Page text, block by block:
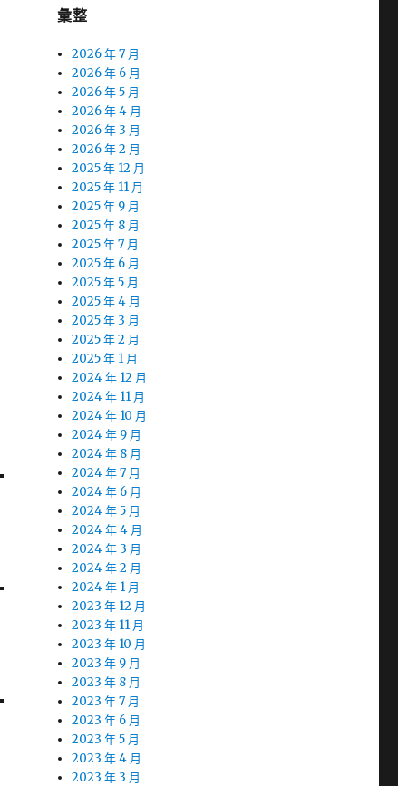
彙整
2026 年 7 月
2026 年 6 月
2026 年 5 月
2026 年 4 月
2026 年 3 月
2026 年 2 月
2025 年 12 月
2025 年 11 月
2025 年 9 月
2025 年 8 月
2025 年 7 月
2025 年 6 月
2025 年 5 月
2025 年 4 月
2025 年 3 月
2025 年 2 月
2025 年 1 月
2024 年 12 月
2024 年 11 月
2024 年 10 月
2024 年 9 月
2024 年 8 月
2024 年 7 月
2024 年 6 月
2024 年 5 月
2024 年 4 月
2024 年 3 月
2024 年 2 月
2024 年 1 月
2023 年 12 月
2023 年 11 月
2023 年 10 月
2023 年 9 月
2023 年 8 月
2023 年 7 月
2023 年 6 月
2023 年 5 月
2023 年 4 月
2023 年 3 月